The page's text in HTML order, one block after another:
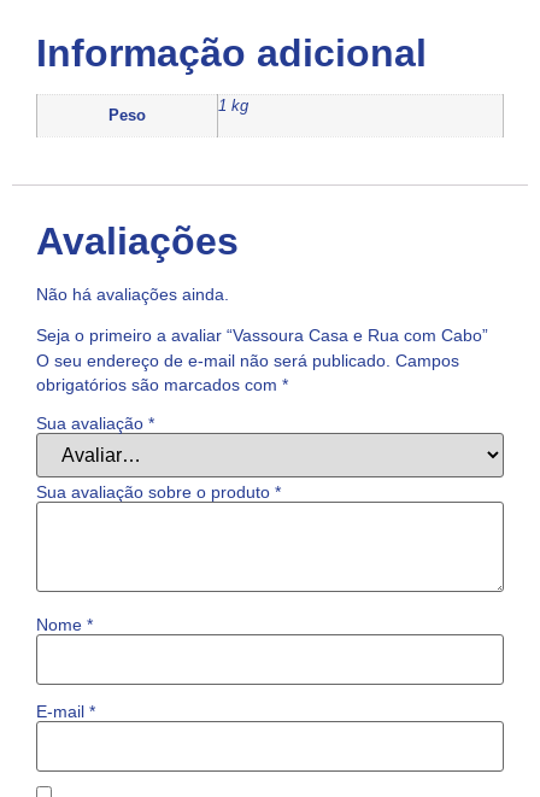
Informação adicional
Peso
1 kg
Avaliações
Não há avaliações ainda.
Seja o primeiro a avaliar “Vassoura Casa e Rua com Cabo”
O seu endereço de e-mail não será publicado. Campos
obrigatórios são marcados com *
Sua avaliação *
Sua avaliação sobre o produto *
Nome *
E-mail *